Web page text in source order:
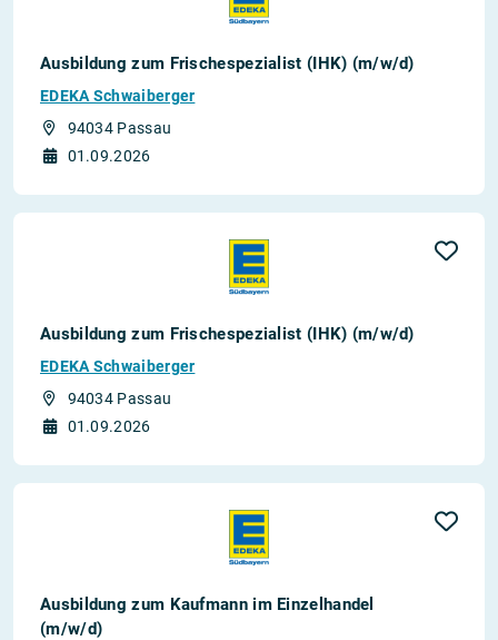
Ausbildung zum Frischespezialist (IHK) (m/w/d)
EDEKA Schwaiberger
94034 Passau
01.09.2026
Ausbildung zum Frischespezialist (IHK) (m/w/d)
EDEKA Schwaiberger
94034 Passau
01.09.2026
Ausbildung zum Kaufmann im Einzelhandel
(m/w/d)